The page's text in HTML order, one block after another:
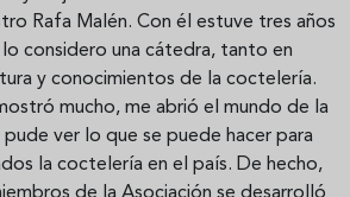
Rafa Malén. Con él estuve tres años
considero una cátedra, tanto en
y conocimientos de la coctelería.
mucho, me abrió el mundo de la
ver lo que se puede hacer para
la coctelería en el país. De hecho,